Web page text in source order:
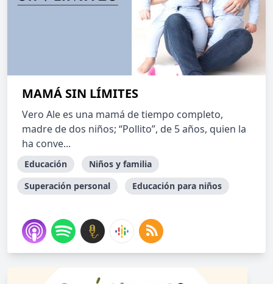
MAMÁ SIN LÍMITES
Vero Ale es una mamá de tiempo completo,
madre de dos niños; “Pollito”, de 5 años, quien la
ha conve...
Educación
Niños y familia
Superación personal
Educación para niños